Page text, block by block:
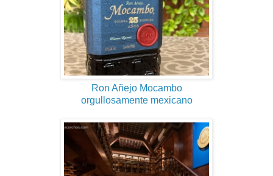
Ron Añejo Mocambo
orgullosamente mexicano